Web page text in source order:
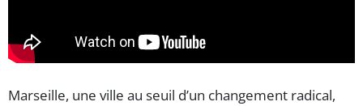
Marseille, une ville au seuil d’un changement radical,